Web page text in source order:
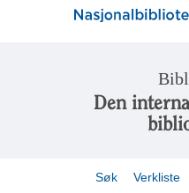
Den
Søk Verkliste